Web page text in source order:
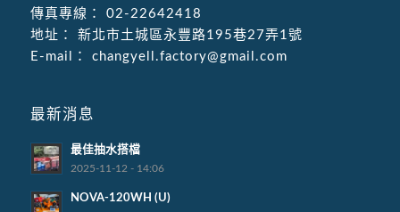
傳真專線：
02-22642418
地址：
新北市土城區永豐路195巷27弄1號
E-mail：
changyell.factory@gmail.com
最新消息
最佳抽水搭檔
2025-11-12 - 14:06
NOVA-120WH (U)